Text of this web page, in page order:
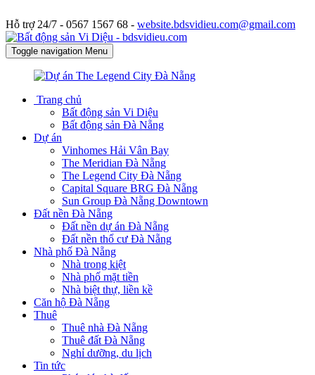
Hỗ trợ 24/7 - 0567 1567 68 - website.bdsvidieu.com@gmail.com
Toggle navigation Menu
Trang chủ
Bất động sản Vi Diệu
Bất động sản Đà Nẵng
Dự án
Vinhomes Hải Vân Bay
The Meridian Đà Nẵng
The Legend City Đà Nẵng
Capital Square BRG Đà Nẵng
Sun Group Đà Nẵng Downtown
Đất nền Đà Nẵng
Đất nền dự án Đà Nẵng
Đất nền thổ cư Đà Nẵng
Nhà phố Đà Nẵng
Nhà trong kiệt
Nhà phố mặt tiền
Nhà biệt thự, liền kề
Căn hộ Đà Nẵng
Thuê
Thuê nhà Đà Nẵng
Thuê đất Đà Nẵng
Nghỉ dưỡng, du lịch
Tin tức